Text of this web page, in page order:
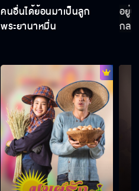
คนอื่นได้ย้อนมาเป็นลูก
พระยานาหมื่น
อยู่นู่
กลา